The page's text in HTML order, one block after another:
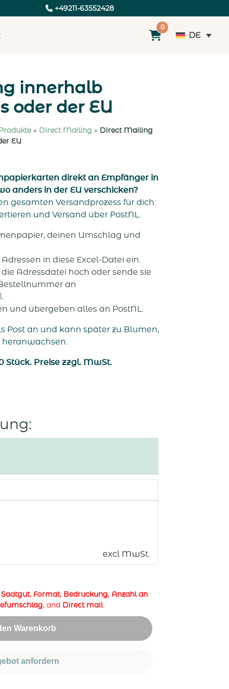
+49211-63552428
0
DE
innerhalb
oder der EU
» Direct Mailing » Direct Mailing
EU
direkt an Empfänger in
anders in der EU verschicken?
gesamten Versandprozess für dich:
und Versand über PostNL.
deinen Umschlag und
in diese Excel-Datei ein.
Adressdatei hoch oder sende sie
an
.
und übergeben alles an PostNL.
Post an und kann später zu Blumen,
heranwachsen.
Stück. Preise zzgl. MwSt.
excl MwSt.
Saatgut, Format, Bedruckung, Anzahl an
, and Direct mail
Warenkorb
anfordern